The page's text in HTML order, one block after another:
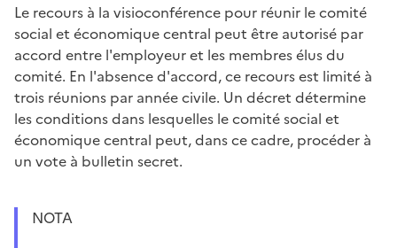
Le recours à la visioconférence pour réunir le comité
social et économique central peut être autorisé par
accord entre l'employeur et les membres élus du
comité. En l'absence d'accord, ce recours est limité à
trois réunions par année civile. Un décret détermine
les conditions dans lesquelles le comité social et
économique central peut, dans ce cadre, procéder à
un vote à bulletin secret.
NOTA